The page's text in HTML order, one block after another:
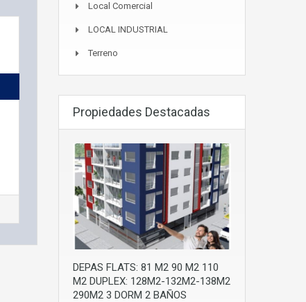
Local Comercial
LOCAL INDUSTRIAL
Terreno
Propiedades Destacadas
DEPAS FLATS: 81 M2 90 M2 110
M2 DUPLEX: 128M2-132M2-138M2
290M2 3 DORM 2 BAÑOS